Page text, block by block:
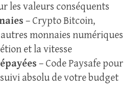
les valeurs conséquents
– Crypto Bitcoin,
monnaies numériques
et la vitesse
– Code Paysafe pour
absolu de votre budget